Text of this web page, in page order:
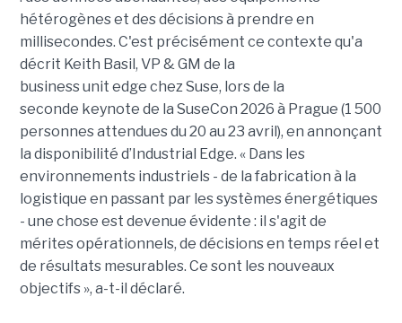
hétérogènes et des décisions à prendre en
millisecondes. C'est précisément ce contexte qu'a
décrit Keith Basil, VP & GM de la
business unit edge chez Suse, lors de la
seconde keynote de la SuseCon 2026 à Prague (1 500
personnes attendues du 20 au 23 avril), en annonçant
la disponibilité d’Industrial Edge. « Dans les
environnements industriels - de la fabrication à la
logistique en passant par les systèmes énergétiques
- une chose est devenue évidente : il s'agit de
mérites opérationnels, de décisions en temps réel et
de résultats mesurables. Ce sont les nouveaux
objectifs », a-t-il déclaré.